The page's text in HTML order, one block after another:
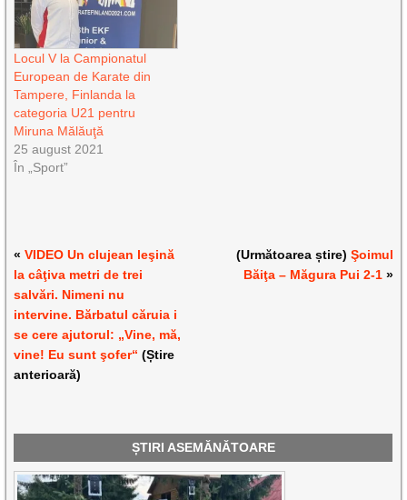
Locul V la Campionatul
European de Karate din
Tampere, Finlanda la
categoria U21 pentru
Miruna Mălăuţă
25 august 2021
În „Sport”
«VIDEO Un clujean leşină
la câţiva metri de trei
salvări. Nimeni nu
intervine. Bărbatul căruia i
se cere ajutorul: „Vine, mă,
vine! Eu sunt şofer“ (Știre
anterioară)
(Următoarea știre) Şoimul
Băiţa – Măgura Pui 2-1»
ȘTIRI ASEMĂNĂTOARE